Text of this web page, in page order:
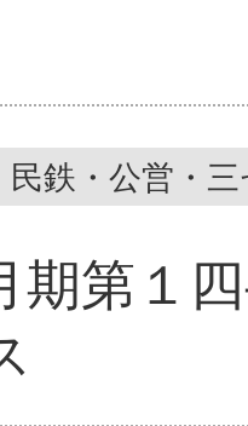
民鉄・公営・
期第１